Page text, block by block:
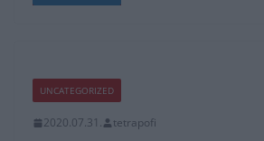
UNCATEGORIZED
2020.07.31. tetrapofi